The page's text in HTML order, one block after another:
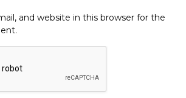
and website in this browser for the